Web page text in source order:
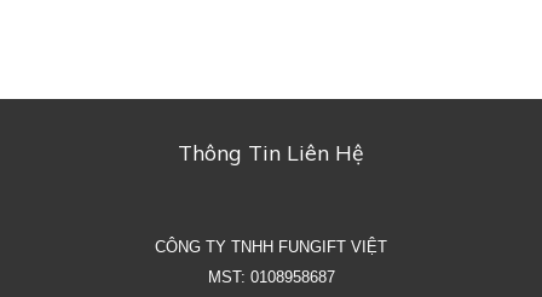
Thông Tin Liên Hệ
CÔNG TY TNHH FUNGIFT VIỆT
MST: 0108958687